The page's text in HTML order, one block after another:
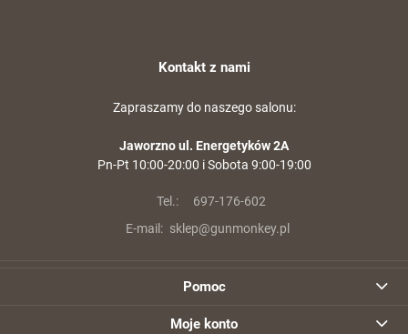
Kontakt z nami
Zapraszamy do naszego salonu:
Jaworzno ul. Energetyków 2A
Pn-Pt 10:00-20:00 i Sobota 9:00-19:00
Tel.:
697-176-602
E-mail: sklep@gunmonkey.pl
Pomoc
Moje konto